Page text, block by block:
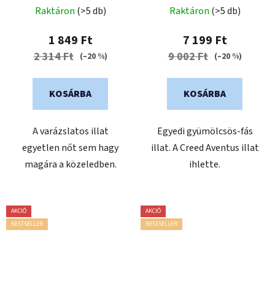
Raktáron (>5 db)
1 849 Ft
2 314 Ft (–20 %)
KOSÁRBA
A varázslatos illat
egyetlen nőt sem hagy
magára a közeledben.
Raktáron (>5 db)
7 199 Ft
9 002 Ft (–20 %)
KOSÁRBA
Egyedi gyümölcsös-fás
illat. A Creed Aventus illat
ihlette.
AKCIÓ
BESTSELLER
AKCIÓ
BESTSELLER